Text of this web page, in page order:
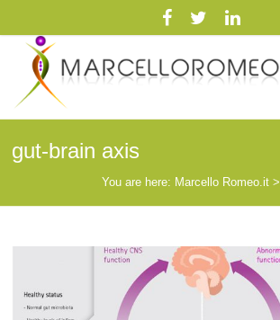
Marcello Romeo.it
Medicina Biointegrata
gut-brain axis
You are here: Marcello Romeo.it>